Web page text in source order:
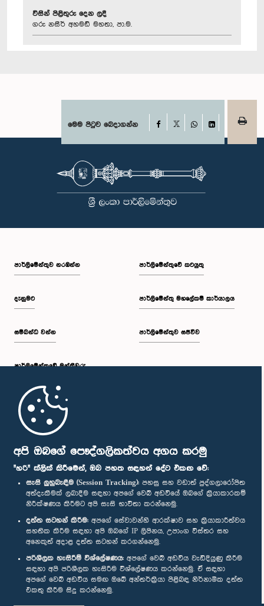
අපි ඔබගේ පෞද්ගලිකත්වය අගය කරමු
"හරි" ක්ලික් කිරීමෙන්, ඔබ පහත සඳහන් දේට එකඟ වේ:
සැසි ලුහුබැඳීම (Session Tracking): පහසු සහ වඩාත් පුද්ගලාරෝපිත
අත්දැකීමක් ලබාදීම සඳහා අපගේ වෙබ් අඩවියේ ඔබගේ ක්‍රියාකාරකම්
නිරීක්ෂණය කිරීමට අපි සැසි භාවිතා කරන්නෙමු.
දත්ත සටහන් කිරීම: අපගේ සේවාවන්හි ආරක්ෂාව සහ ක්‍රියාකාරීත්වය
සහතික කිරීම සඳහා අපි ඔබගේ IP ලිපිනය, උපාංග විස්තර සහ
අනෙකුත් අදාළ දත්ත සටහන් කරගන්නෙමු.
පරිශීලක හැසිරීම් විශ්ලේෂණය: අපගේ වෙබ් අඩවිය වැඩිදියුණු කිරීම
සඳහා අපි පරිශීලක හැසිරීම විශ්ලේෂණය කරන්නෙමු. ඒ සඳහා
අපගේ වෙබ් අඩවිය සමඟ ඔබේ අන්තර්ක්‍රියා පිළිබඳ නිර්නාමික දත්ත
එකතු කිරීම සිදු කරන්නෙමු.
විසින් පිළිතුරු දෙන ලදී
ගරු නසීර් අහමඩ් මහතා, පා.ම.
මෙම පිටුව බෙදාගන්න Facebook
WhatsAppLinkedIn
පාර්ලි‌මේන්තුව නරඹන්න
දැනුමට
සම්බන්ධ වන්න
පාර්ලි‌මේන්තුවේ මන්ත්‍රීවරු
මුල් පිටුව
පාර්ලිමේන්තුවේ කටයුතු
පාර්ලිමේන්තු මහලේකම් කාර්යාලය
පාර්ලිමේන්තුව සජීවීව
පාර්ලිමේන්තු ජංගම යෙදුම
අප හා සම්බන්ධ වී සිටින්න :
සම්මාන
පෞද්ගලිකත්ව ප්‍රතිපත්තිය